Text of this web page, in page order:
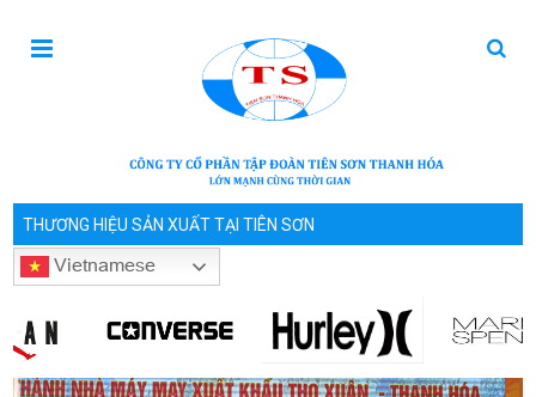
THƯƠNG HIỆU SẢN XUẤT TẠI TIÊN SƠN
Vietnamese